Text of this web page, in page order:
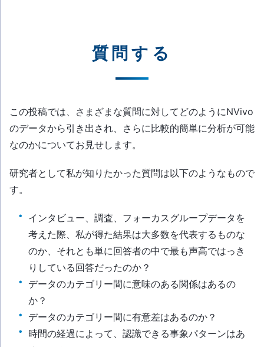
質問する
この投稿では、さまざまな質問に対してどのようにNVivo
のデータから引き出され、さらに比較的簡単に分析が可能
なのかについてお見せします。
研究者として私が知りたかった質問は以下のようなもので
す。
インタビュー、調査、フォーカスグループデータを
考えた際、私が得た結果は大多数を代表するものな
のか、それとも単に回答者の中で最も声高ではっき
りしている回答だったのか？
データのカテゴリー間に意味のある関係はあるの
か？
データのカテゴリー間に有意差はあるのか？
時間の経過によって、認識できる事象パターンはあ